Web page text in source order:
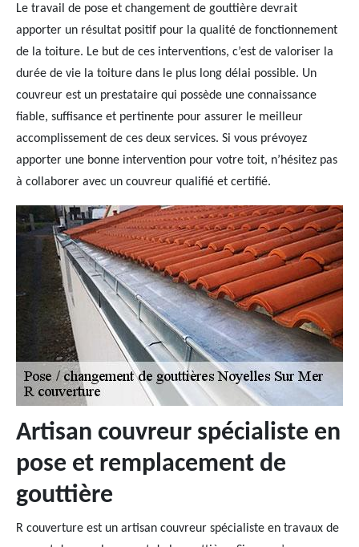
Le travail de pose et changement de gouttière devrait
apporter un résultat positif pour la qualité de fonctionnement
de la toiture. Le but de ces interventions, c’est de valoriser la
durée de vie la toiture dans le plus long délai possible. Un
couvreur est un prestataire qui possède une connaissance
fiable, suffisance et pertinente pour assurer le meilleur
accomplissement de ces deux services. Si vous prévoyez
apporter une bonne intervention pour votre toit, n’hésitez pas
à collaborer avec un couvreur qualifié et certifié.
Artisan couvreur spécialiste en
pose et remplacement de
gouttière
R couverture est un artisan couvreur spécialiste en travaux de